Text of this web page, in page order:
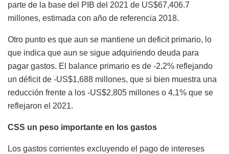
parte de la base del PIB del 2021 de US$67,406.7
millones, estimada con año de referencia 2018.
Otro punto es que aun se mantiene un deficit primario, lo
que indica que aun se sigue adquiriendo deuda para
pagar gastos. El balance primario es de -2,2% reflejando
un déficit de -US$1,688 millones, que si bien muestra una
reducción frente a los -US$2,805 millones o 4,1% que se
reflejaron el 2021.
CSS un peso importante en los gastos
Los gastos corrientes excluyendo el pago de intereses